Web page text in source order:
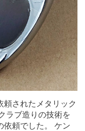
頼されたメタリック
ラブ造りの技術を
依頼でした。 ケン